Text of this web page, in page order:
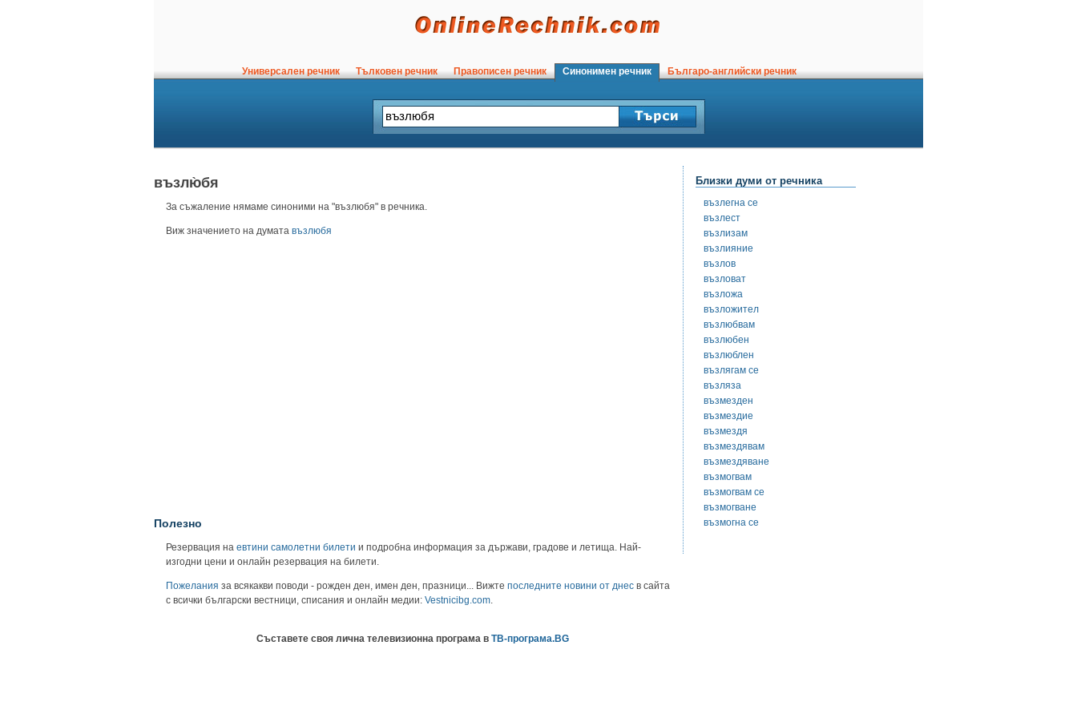
Универсален речник Тълковен речник Правописен речник Синонимен речник Българо-английски речник
възлю̀бя
За съжаление нямаме синоними на "възлюбя" в речника.
Виж значението на думата възлюбя
Полезно
Резервация на евтини самолетни билети и подробна информация за държави, градове и летища. Най-
изгодни цени и онлайн резервация на билети.
Пожелания за всякакви поводи - рожден ден, имен ден, празници... Вижте последните новини от днес в сайта
с всички български вестници, списания и онлайн медии: Vestnicibg.com
Съставете своя лична телевизионна програма в ТВ-програма.BG
Близки думи от речника
възлегна се
възлест
възлизам
възлияние
възлов
възловат
възложа
възложител
възлюбвам
възлюбен
възлюблен
възлягам се
възляза
възмезден
възмездие
възмездя
възмездявам
възмездяване
възмогвам
възмогвам се
възмогване
възмогна се